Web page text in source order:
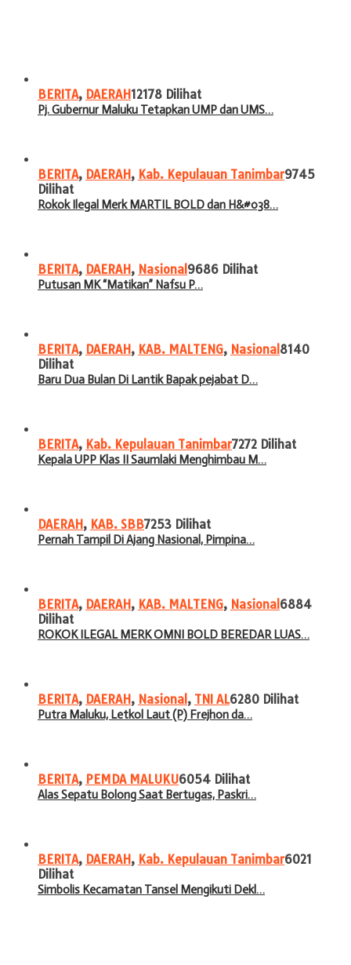
BERITA, DAERAH12178 Dilihat
Pj. Gubernur Maluku Tetapkan UMP dan UMS…
BERITA, DAERAH, Kab. Kepulauan Tanimbar9745
Dilihat
Rokok Ilegal Merk MARTIL BOLD dan H&#038…
BERITA, DAERAH, Nasional 9686 Dilihat
Putusan MK “Matikan” Nafsu P…
BERITA, DAERAH, KAB. MALTENG, Nasional 8140
Dilihat
Baru Dua Bulan Di Lantik Bapak pejabat D…
BERITA, Kab. Kepulauan Tanimbar7272 Dilihat
Kepala UPP Klas II Saumlaki Menghimbau M…
DAERAH, KAB. SBB7253 Dilihat
Pernah Tampil Di Ajang Nasional, Pimpina…
BERITA, DAERAH, KAB. MALTENG, Nasional 6884
Dilihat
ROKOK ILEGAL MERK OMNI BOLD BEREDAR LUAS…
BERITA, DAERAH, Nasional , TNI AL6280 Dilihat
Putra Maluku, Letkol Laut (P) Frejhon da…
BERITA, PEMDA MALUKU6054 Dilihat
Alas Sepatu Bolong Saat Bertugas, Paskri…
BERITA, DAERAH, Kab. Kepulauan Tanimbar6021
Dilihat
Simbolis Kecamatan Tansel Mengikuti Dekl…